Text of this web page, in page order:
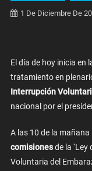
1 De Diciembre De
El día de hoy inicia en
tratamiento en
Interrupción
nacional por el
A las 10 de la mañana
comisionesde la ‘Ley
Voluntaria del